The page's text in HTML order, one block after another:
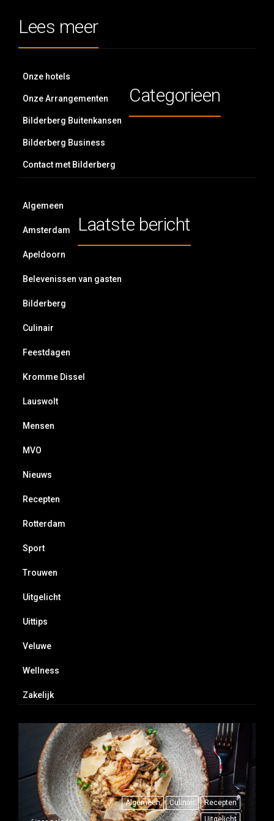
Lees meer
Onze hotels
Onze Arrangementen
Bilderberg Buitenkansen
Bilderberg Business
Contact met Bilderberg
Categorieen
Algemeen
Amsterdam
Apeldoorn
Belevenissen van gasten
Bilderberg
Culinair
Feestdagen
Kromme Dissel
Lauswolt
Mensen
MVO
Nieuws
Recepten
Rotterdam
Sport
Trouwen
Uitgelicht
Uittips
Veluwe
Wellness
Zakelijk
Laatste bericht
Algemeen Culinair
Recepten
Uitgelicht